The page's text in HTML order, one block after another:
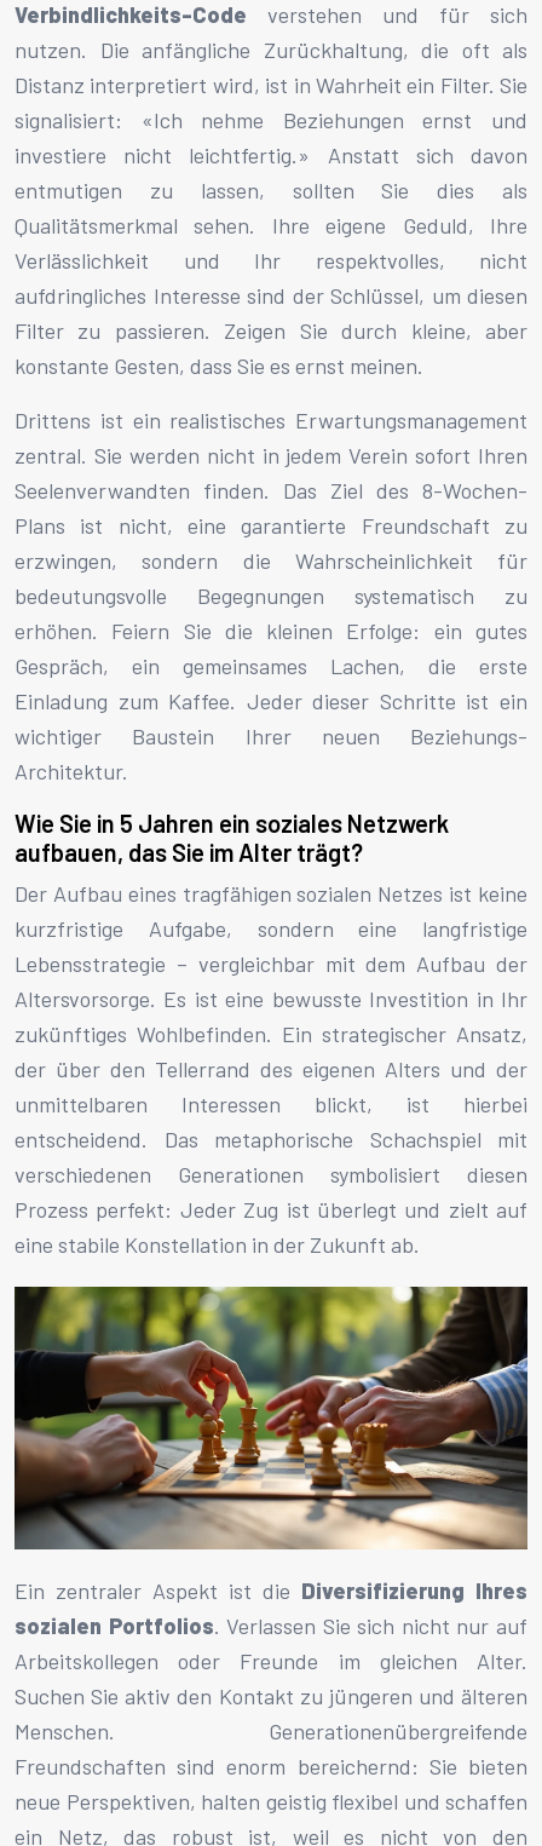
Verbindlichkeits-Code verstehen und für sich
nutzen. Die anfängliche Zurückhaltung, die oft als
Distanz interpretiert wird, ist in Wahrheit ein Filter. Sie
signalisiert: «Ich nehme Beziehungen ernst und
investiere nicht leichtfertig.» Anstatt sich davon
entmutigen zu lassen, sollten Sie dies als
Qualitätsmerkmal sehen. Ihre eigene Geduld, Ihre
Verlässlichkeit und Ihr respektvolles, nicht
aufdringliches Interesse sind der Schlüssel, um diesen
Filter zu passieren. Zeigen Sie durch kleine, aber
konstante Gesten, dass Sie es ernst meinen.
Drittens ist ein realistisches Erwartungsmanagement
zentral. Sie werden nicht in jedem Verein sofort Ihren
Seelenverwandten finden. Das Ziel des 8-Wochen-
Plans ist nicht, eine garantierte Freundschaft zu
erzwingen, sondern die Wahrscheinlichkeit für
bedeutungsvolle Begegnungen systematisch zu
erhöhen. Feiern Sie die kleinen Erfolge: ein gutes
Gespräch, ein gemeinsames Lachen, die erste
Einladung zum Kaffee. Jeder dieser Schritte ist ein
wichtiger Baustein Ihrer neuen Beziehungs-
Architektur.
Wie Sie in 5 Jahren ein soziales Netzwerk
aufbauen, das Sie im Alter trägt?
Der Aufbau eines tragfähigen sozialen Netzes ist keine
kurzfristige Aufgabe, sondern eine langfristige
Lebensstrategie – vergleichbar mit dem Aufbau der
Altersvorsorge. Es ist eine bewusste Investition in Ihr
zukünftiges Wohlbefinden. Ein strategischer Ansatz,
der über den Tellerrand des eigenen Alters und der
unmittelbaren Interessen blickt, ist hierbei
entscheidend. Das metaphorische Schachspiel mit
verschiedenen Generationen symbolisiert diesen
Prozess perfekt: Jeder Zug ist überlegt und zielt auf
eine stabile Konstellation in der Zukunft ab.
Ein zentraler Aspekt ist die Diversifizierung Ihres
sozialen Portfolios. Verlassen Sie sich nicht nur auf
Arbeitskollegen oder Freunde im gleichen Alter.
Suchen Sie aktiv den Kontakt zu jüngeren und älteren
Menschen. Generationenübergreifende
Freundschaften sind enorm bereichernd: Sie bieten
neue Perspektiven, halten geistig flexibel und schaffen
ein Netz, das robust ist, weil es nicht von den